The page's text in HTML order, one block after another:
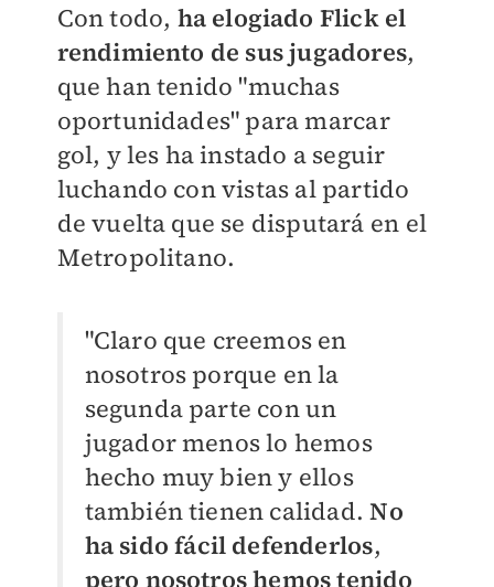
Con todo, ha elogiado Flick el
rendimiento de sus jugadores,
que han tenido "muchas
oportunidades" para marcar
gol, y les ha instado a seguir
luchando con vistas al partido
de vuelta que se disputará en el
Metropolitano.
"Claro que creemos en
nosotros porque en la
segunda parte con un
jugador menos lo hemos
hecho muy bien y ellos
también tienen calidad.No
ha sido fácil defenderlos,
pero nosotros hemos tenido